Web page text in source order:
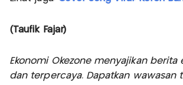
(Taufik Fajar)
Ekonomi Okezone menyajikan berita
dan terpercaya. Dapatkan wawasan